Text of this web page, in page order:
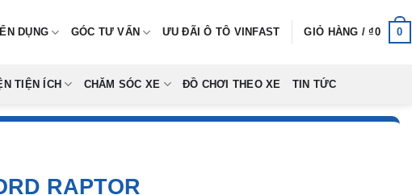
DỤNG GÓC TƯ VẤN ƯU ĐÃI Ô TÔ VINFAST GIỎ HÀNG /₫0 0
TIỆN ÍCH CHĂM SÓC XE ĐỒ CHƠI THEO XE TIN TỨC
RAPTOR